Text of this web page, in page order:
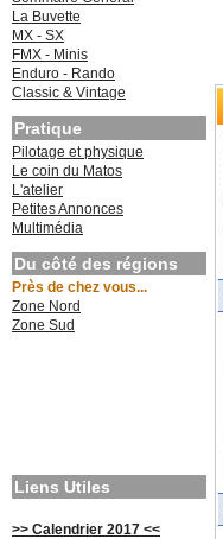
La Buvette
MX - SX
FMX - Minis
Enduro - Rando
Classic & Vintage
Pratique
Pilotage et physique
Le coin du Matos
L'atelier
Petites Annonces
Multimédia
Du côté des régions
Près de chez vous...
Zone Nord
Zone Sud
Liens Utiles
>> Calendrier 2017 <<